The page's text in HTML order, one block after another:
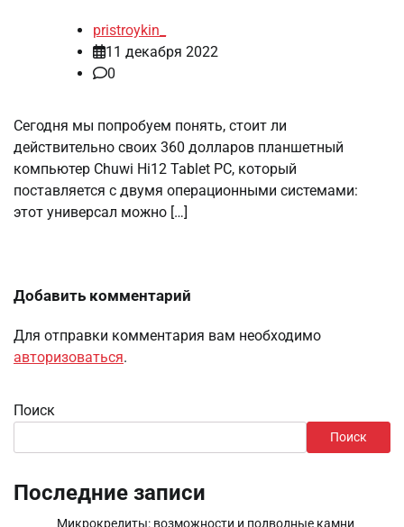
pristroykin_
11 декабря 2022
0
Сегодня мы попробуем понять, стоит ли
действительно своих 360 долларов планшетный
компьютер Chuwi Hi12 Tablet PC, который
поставляется с двумя операционными системами:
этот универсал можно […]
Добавить комментарий
Для отправки комментария вам необходимо
авторизоваться.
Поиск
Поиск
Последние записи
Микрокредиты: возможности и подводные камни